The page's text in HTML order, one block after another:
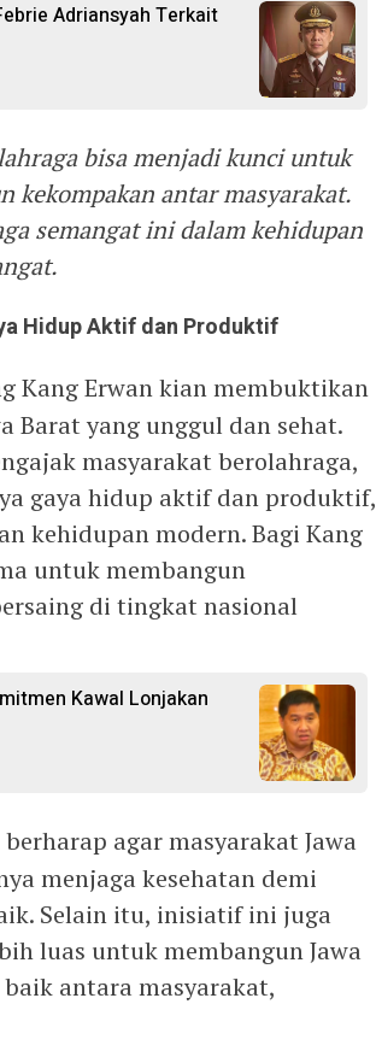
Adriansyah Terkait
bisa menjadi kunci untuk
kekompakan antar masyarakat.
semangat ini dalam kehidupan
Hidup Aktif dan Produktif
Kang Erwan kian membuktikan
Barat yang unggul dan sehat.
masyarakat berolahraga,
gaya hidup aktif dan produktif,
kehidupan modern. Bagi Kang
untuk membangun
di tingkat nasional
Kawal Lonjakan
agar masyarakat Jawa
menjaga kesehatan demi
Selain itu, inisiatif ini juga
luas untuk membangun Jawa
antara masyarakat,